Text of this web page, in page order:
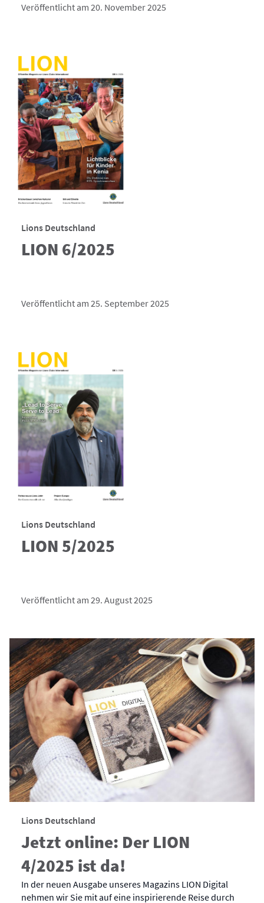
Veröffentlicht am 20. November 2025
Lions Deutschland
LION 6/2025
Veröffentlicht am 25. September 2025
Lions Deutschland
LION 5/2025
Veröffentlicht am 29. August 2025
Lions Deutschland
Jetzt online: Der LION
4/2025 ist da!
In der neuen Ausgabe unseres Magazins LION Digital
nehmen wir Sie mit auf eine inspirierende Reise durch